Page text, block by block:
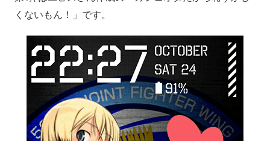
くないもん！」です。